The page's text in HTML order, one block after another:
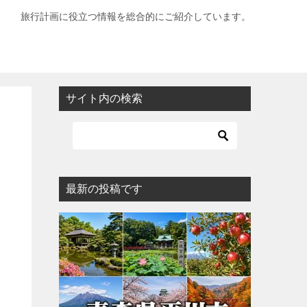
旅行計画に役立つ情報を総合的にご紹介しています。
サイト内の検索
最新の投稿です